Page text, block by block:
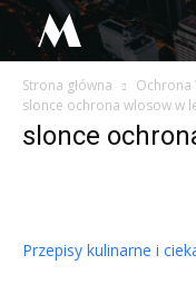
M
Strona główna
Ochrona
slonce ochrona wlosow w
slonce
Przepisy kulinarne i